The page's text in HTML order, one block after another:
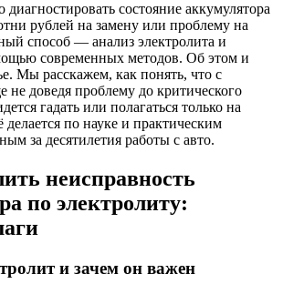
состояние аккумулятора
рублей на замену или проблему на
способ — анализ электролита и
современных методов. Об этом и
Мы расскажем, как понять, что с
не доведя проблему до критического
гадать или полагаться только на
по науке и практическим
за десятилетия работы с авто.
неисправность
по электролиту:
и зачем он важен